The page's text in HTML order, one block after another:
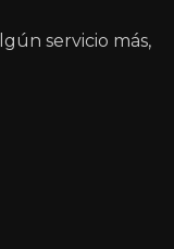
servicio más,